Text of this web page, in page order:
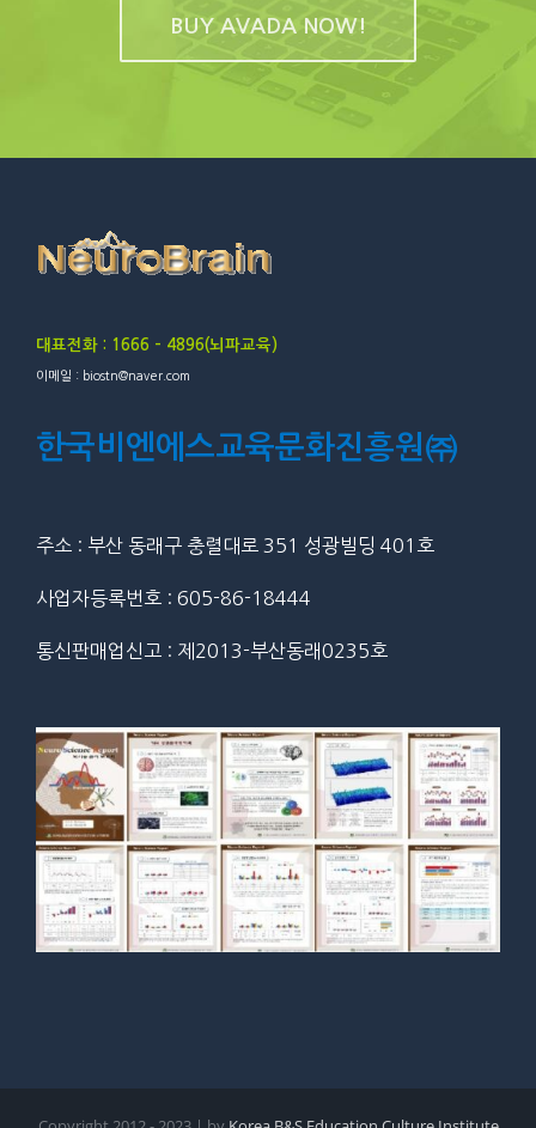
BUY AVADA NOW!
대표전화 : 1666 – 4896(뇌파교육)
이메일 : biostn@naver.com
한국비엔에스교육문화진흥원㈜
주소 : 부산 동래구 충렬대로 351 성광빌딩 401호
사업자등록번호 : 605-86-18444
통신판매업신고 : 제2013-부산동래0235호